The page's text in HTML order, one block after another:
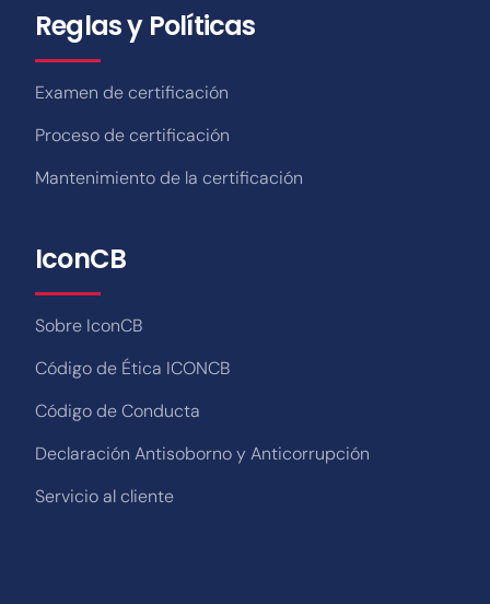
Reglas y Políticas
Examen de certificación
Proceso de certificación
Mantenimiento de la certificación
IconCB
Sobre IconCB
Código de Ética ICONCB
Código de Conducta
Declaración Antisoborno y Anticorrupción
Servicio al cliente